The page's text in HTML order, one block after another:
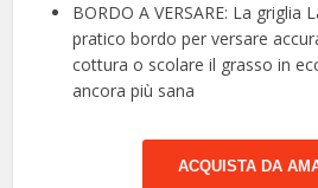
BORDO A VERSARE: La
pratico bordo per versare
cottura o scolare il grasso in
ancora più sana
ACQUISTA DA